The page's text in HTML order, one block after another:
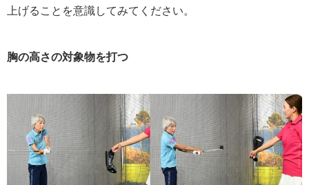
上げることを意識してみてください。
胸の高さの対象物を打つ